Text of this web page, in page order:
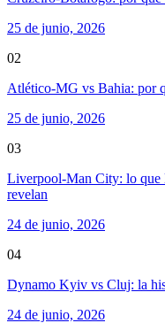
25 de junio, 2026
02
Atlético-MG vs Bahia: por
25 de junio, 2026
03
Liverpool-Man City: lo que
revelan
24 de junio, 2026
04
Dynamo Kyiv vs Cluj: la
24 de junio, 2026